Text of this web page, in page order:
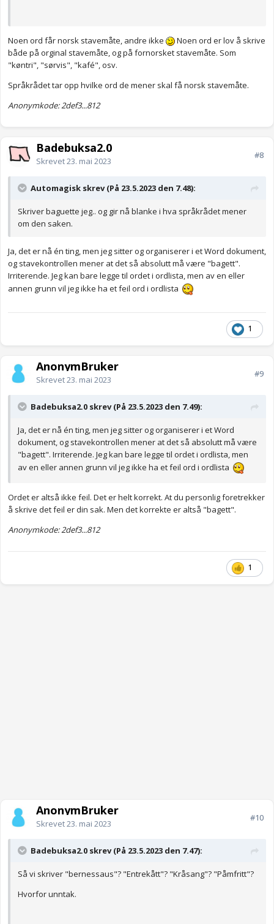
Noen ord får norsk stavemåte, andre ikke
Noen ord er lov å skrive
både på orginal stavemåte, og på fornorsket stavemåte. Som
"køntri", "sørvis", "kafé", osv.
Språkrådet tar opp hvilke ord de mener skal få norsk stavemåte.
Anonymkode: 2def3...812
Badebuksa2.0
Skrevet23. mai 2023
#8
Automagisk skrev (På 23.5.2023 den 7.48):
Skriver baguette jeg.. og gir nå blanke i hva språkrådet mener
om den saken.
Ja, det er nå én ting, men jeg sitter og organiserer i et Word dokument,
og stavekontrollen mener at det så absolutt må være "bagett".
Irriterende. Jeg kan bare legge til ordet i ordlista, men av en eller
annen grunn vil jeg ikke ha et feil ord i ordlista
1
AnonymBruker
Skrevet23. mai 2023
#9
Badebuksa2.0 skrev (På 23.5.2023 den 7.49):
Ja, det er nå én ting, men jeg sitter og organiserer i et Word
dokument, og stavekontrollen mener at det så absolutt må være
"bagett". Irriterende. Jeg kan bare legge til ordet i ordlista, men
av en eller annen grunn vil jeg ikke ha et feil ord i ordlista
Ordet er altså ikke feil. Det er helt korrekt. At du personlig foretrekker
å skrive det feil er din sak. Men det korrekte er altså "bagett".
Anonymkode: 2def3...812
1
AnonymBruker
Skrevet23. mai 2023
#10
Badebuksa2.0 skrev (På 23.5.2023 den 7.47):
Så vi skriver "bernessaus"? "Entrekått"? "Kråsang"? "Påmfritt"?
Hvorfor unntak.